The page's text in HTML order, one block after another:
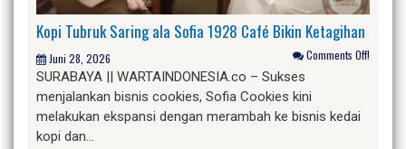
Kopi Tubruk Saring ala Sofia 1928 Café Bikin Ketagihan
Juni 28, 2026 Comments Off!
SURABAYA || WARTAINDONESIA.co – Sukses
menjalankan bisnis cookies, Sofia Cookies kini
melakukan ekspansi dengan merambah ke bisnis kedai
kopi dan…